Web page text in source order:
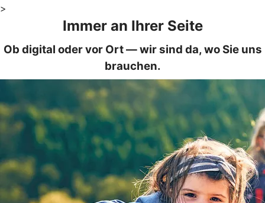
>
Immer an Ihrer Seite
Ob digital oder vor Ort — wir sind da, wo Sie uns
brauchen.